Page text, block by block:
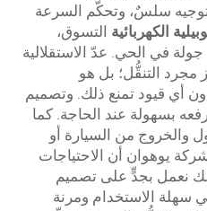
سلسٌ، وتحكُّم السرعة
الكهربائية التسوق،
في الحي. عدّ الاستقلالية
مجرد التنقُّل؛ بل هو
أي قيود تمنع ذلك. وتصميم
بسهولة عند الحاجة. كما
والخروج من السيارة أو
يوهوان أن الاحتياجات
نعمل بجدٍّ على تصميم
سهلة الاستخدام ومرنة